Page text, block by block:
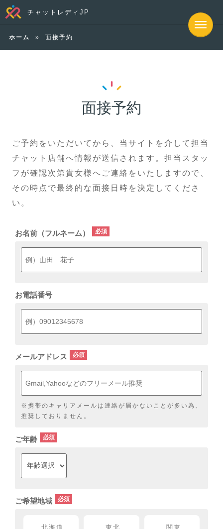
チャットレディJP
ホーム » 面接予約
面接予約
ご予約をいただいてから、当サイトを介して担当
チャット店舗へ情報が送信されます。担当スタッ
フが確認次第貴女様へご連絡をいたしますので、
その時点で最終的な面接日時を決定してくださ
い。
お名前（フルネーム）
お電話番号
メールアドレス
※携帯のキャリアメールは連絡が届かないことが多い為、
推奨しておりません。
ご年齢
ご希望地域
北海道 東北 関東